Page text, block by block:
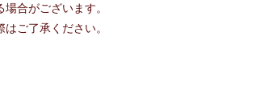
合がございます。
ご了承ください。